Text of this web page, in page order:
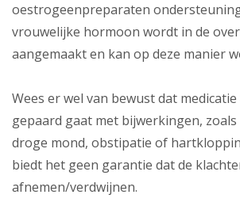
oestrogeenpreparaten
vrouwelijke hormoon wordt in de
aangemaakt en kan op deze manier
Wees er wel van bewust dat
gepaard gaat met bijwerkingen,
droge mond, obstipatie of
biedt het geen garantie dat de
afnemen/verdwijnen.